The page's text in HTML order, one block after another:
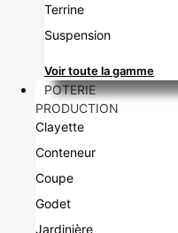
Terrine
Suspension
Voir toute la gamme
POTERIE
PRODUCTION
Clayette
Conteneur
Coupe
Godet
Jardinière